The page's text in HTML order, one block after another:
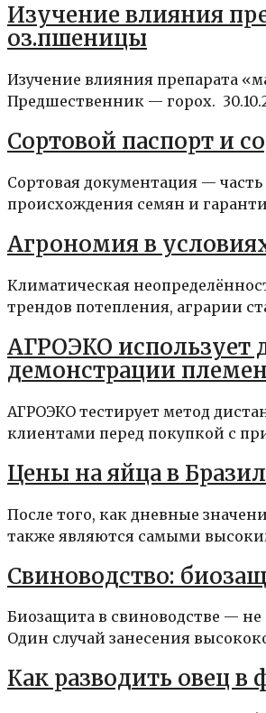
Изучение влияния
оз.пшеницы
Изучение влияния препарата
Предшественник — горох.
Сортовой паспорт и
Сортовая документация —
происхождения семян и
Агрономия в
Климатическая
трендов потепления, аграрии
АГРОЭКО использует
демонстрации
АГРОЭКО тестирует метод
клиентами перед покупкой с
Цены на яйца в
После того, как дневные
также являются самыми
Свиноводство:
Биозащита в свиноводстве —
Один случай занесения
Как разводить овец в